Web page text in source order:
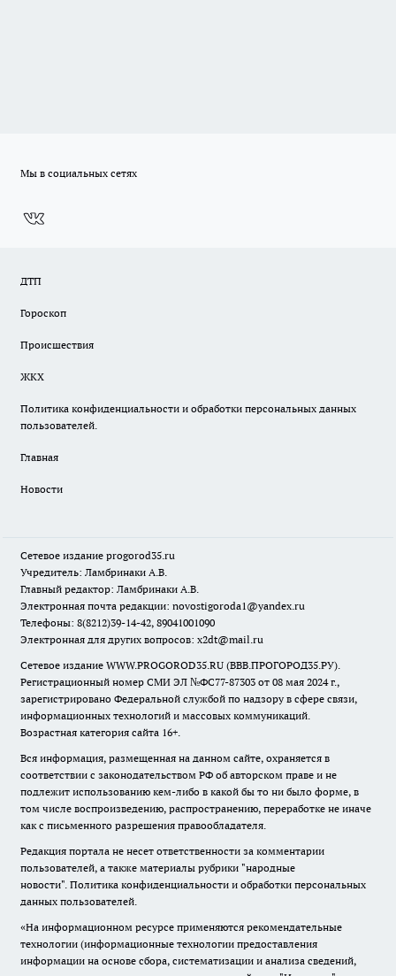
Мы в социальных сетях
ДТП
Гороскоп
Происшествия
ЖКХ
Политика конфиденциальности и обработки персональных данных
пользователей.
Главная
Новости
Сетевое издание progorod35.ru
Учредитель: Ламбринаки А.В.
Главный редактор: Ламбринаки А.В.
Электронная почта редакции: novostigoroda1@yandex.ru
Телефоны: 8(8212)39-14-42, 89041001090
Электронная для других вопросов: x2dt@mail.ru
Сетевое издание WWW.PROGOROD35.RU (ВВВ.ПРОГОРОД35.РУ).
Регистрационный номер СМИ ЭЛ №ФС77-87303 от 08 мая 2024 г.,
зарегистрировано Федеральной службой по надзору в сфере связи,
информационных технологий и массовых коммуникаций.
Возрастная категория сайта 16+.
Вся информация, размещенная на данном сайте, охраняется в
соответствии с законодательством РФ об авторском праве и не
подлежит использованию кем-либо в какой бы то ни было форме, в
том числе воспроизведению, распространению, переработке не иначе
как с письменного разрешения правообладателя.
Редакция портала не несет ответственности за комментарии
пользователей, а также материалы рубрики "народные
новости". Политика конфиденциальности и обработки персональных
данных пользователей.
«На информационном ресурсе применяются рекомендательные
технологии (информационные технологии предоставления
информации на основе сбора, систематизации и анализа сведений,